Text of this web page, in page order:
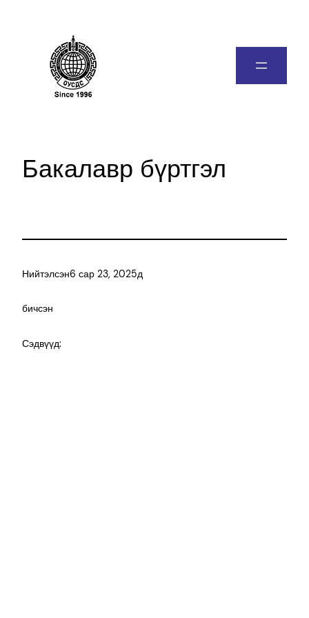
Бакалавр бүртгэл
Нийтэлсэн6 сар 23, 2025д
бичсэн
Сэдвүүд: